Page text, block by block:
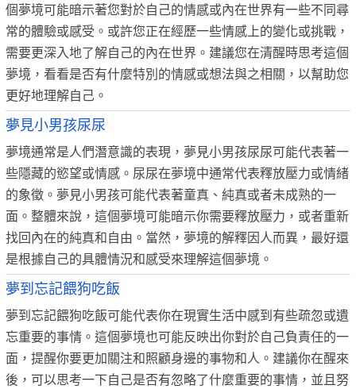
個夢境可能暗示著您對於自己的情感或內在世界有一些不同尋
常的體驗或感受。或許您正在經歷一些情感上的變化或挑戰，
需要更深入地了解自己的內在世界。建議您在清醒時思考這個
夢境，看看是否有什麼特別的情感或想法與之相關，以幫助您
更好地理解自己。
夢見小男孩尿尿
夢境通常是人們潛意識的表現，夢見小男孩尿尿可能代表著一
些隱藏的慾望或情感。尿尿在夢境中通常代表釋放壓力或情緒
的象徵。夢見小男孩可能代表著童真、純真或者未成熟的一
面。整體來說，這個夢境可能暗示你需要釋放壓力，或者重新
找回內在的純真和自由。當然，夢境的解釋因人而異，最好還
是根據自己的具體情況和感受來理解這個夢境。
夢到忘記餵狗吃飯
夢到忘記餵狗吃飯可能代表你在現實生活中感到有些疏忽或遺
忘重要的事情。這個夢境也可能反映出你對於自己負責任的一
面，提醒你要更加關注和照顧身邊的事物和人。建議你在醒來
後，可以思考一下自己是否有忽略了什麼重要的事情，並且努